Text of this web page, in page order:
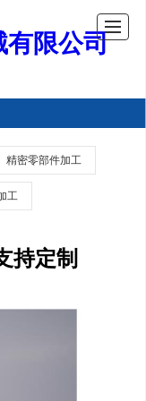
有限公司
精密零部件加工
工
持定制